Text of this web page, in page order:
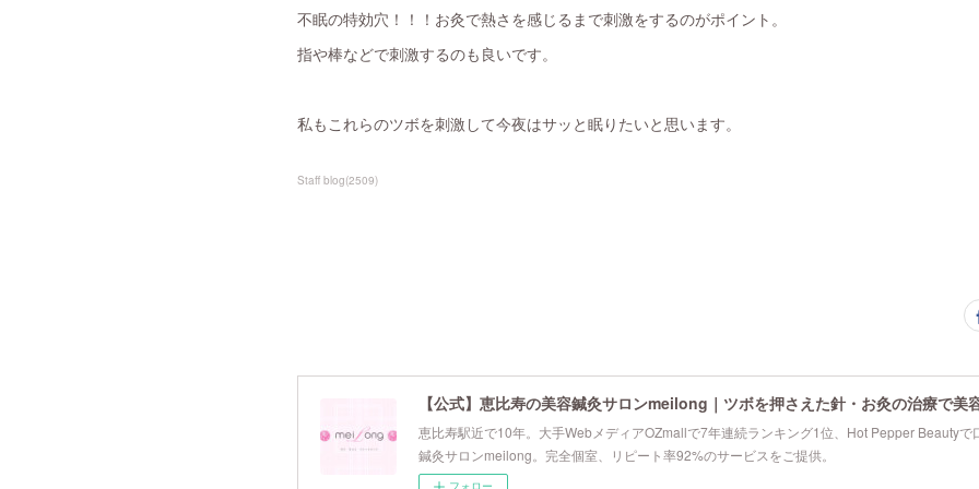
不眠の特効穴！！！お灸で熱さを感じるまで刺激をするのがポイント。
指や棒などで刺激するのも良いです。
私もこれらのツボを刺激して今夜はサッと眠りたいと思います。
Staff blog(2509)
【公式】恵比寿の美容鍼灸サロンmeilong｜ツボを押さえた針・お灸の治療で美
恵比寿駅近で10年。大手WebメディアOZmallで7年連続ランキング1位、Hot Pepper Beautyで
鍼灸サロンmeilong。完全個室、リピート率92%のサービスをご提供。
フォロー